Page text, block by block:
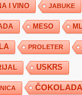
I VINO JABUKE
MESO
PROLETER
USKRS
ČOKOLADA